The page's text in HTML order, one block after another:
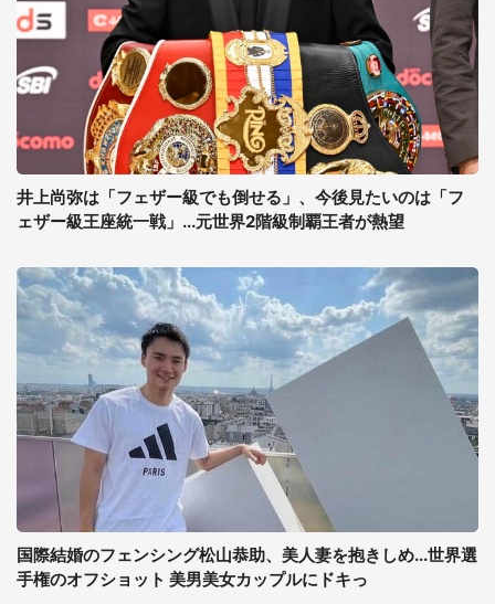
井上尚弥は「フェザー級でも倒せる」、今後見たいのは「フ
ェザー級王座統一戦」...元世界2階級制覇王者が熱望
国際結婚のフェンシング松山恭助、美人妻を抱きしめ...世界選
手権のオフショット 美男美女カップルにドキっ